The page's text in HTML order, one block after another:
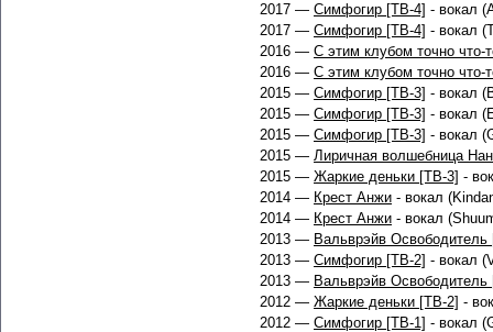
2017 — Симфогир [ТВ-4] - вокал
2017 — Симфогир [ТВ-4] - вокал
2016 — С этим клубом точно что-
2016 — С этим клубом точно что-
2015 — Симфогир [ТВ-3] - вокал
2015 — Симфогир [ТВ-3] - вокал
2015 — Симфогир [ТВ-3] - вокал
2015 — Лиричная волшебница
2015 — Жаркие деньки [ТВ-3] -
2014 — Крест Анжи - вокал
2014 — Крест Анжи - вокал
2013 — Вальврэйв
2013 — Симфогир [ТВ-2] - вокал
2013 — Вальврэйв
2012 — Жаркие деньки [ТВ-2] -
2012 — Симфогир [ТВ-1] - вокал